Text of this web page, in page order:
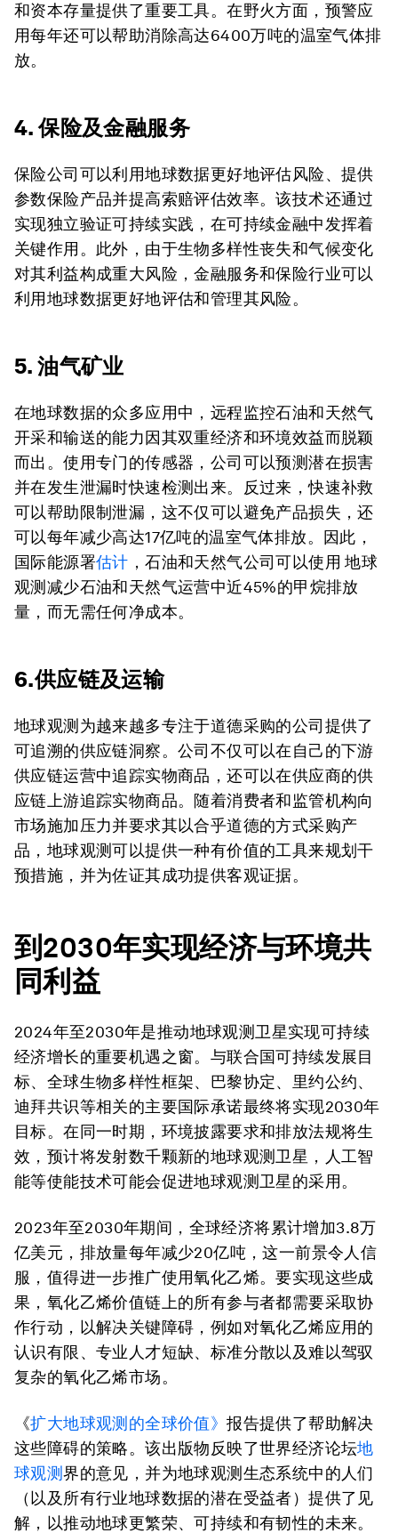
和资本存量提供了重要工具。在野火方面，预警应
用每年还可以帮助消除高达6400万吨的温室气体排
放。
4. 保险及金融服务
保险公司可以利用地球数据更好地评估风险、提供
参数保险产品并提高索赔评估效率。该技术还通过
实现独立验证可持续实践，在可持续金融中发挥着
关键作用。此外，由于生物多样性丧失和气候变化
对其利益构成重大风险，金融服务和保险行业可以
利用地球数据更好地评估和管理其风险。
5. 油气矿业
在地球数据的众多应用中，远程监控石油和天然气
开采和输送的能力因其双重经济和环境效益而脱颖
而出。使用专门的传感器，公司可以预测潜在损害
并在发生泄漏时快速检测出来。反过来，快速补救
可以帮助限制泄漏，这不仅可以避免产品损失，还
可以每年减少高达17亿吨的温室气体排放。因此，
国际能源署估计 ，石油和天然气公司可以使用 地球
观测减少石油和天然气运营中近45%的甲烷排放
量，而无需任何净成本。
6.供应链及运输
地球观测为越来越多专注于道德采购的公司提供了
可追溯的供应链洞察。公司不仅可以在自己的下游
供应链运营中追踪实物商品，还可以在供应商的供
应链上游追踪实物商品。随着消费者和监管机构向
市场施加压力并要求其以合乎道德的方式采购产
品，地球观测可以提供一种有价值的工具来规划干
预措施，并为佐证其成功提供客观证据。
到2030年实现经济与环境共
同利益
2024年至2030年是推动地球观测卫星实现可持续
经济增长的重要机遇之窗。与联合国可持续发展目
标、全球生物多样性框架、巴黎协定、里约公约、
迪拜共识等相关的主要国际承诺最终将实现2030年
目标。在同一时期，环境披露要求和排放法规将生
效，预计将发射数千颗新的地球观测卫星，人工智
能等使能技术可能会促进地球观测卫星的采用。
2023年至2030年期间，全球经济将累计增加3.8万
亿美元，排放量每年减少20亿吨，这一前景令人信
服，值得进一步推广使用氧化乙烯。要实现这些成
果，氧化乙烯价值链上的所有参与者都需要采取协
作行动，以解决关键障碍，例如对氧化乙烯应用的
认识有限、专业人才短缺、标准分散以及难以驾驭
复杂的氧化乙烯市场。
《扩大地球观测的全球价值》报告提供了帮助解决
这些障碍的策略。该出版物反映了世界经济论坛地
球观测界的意见，并为地球观测生态系统中的人们
（以及所有行业地球数据的潜在受益者）提供了见
解，以推动地球更繁荣、可持续和有韧性的未来。